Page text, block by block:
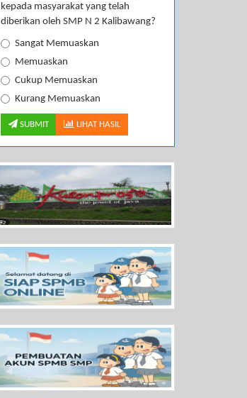
kepada masyarakat yang telah
diberikan oleh SMP N 2 Kalibawang?
Sangat Memuaskan
Memuaskan
Cukup Memuaskan
Kurang Memuaskan
SUBMIT LIHAT HASIL